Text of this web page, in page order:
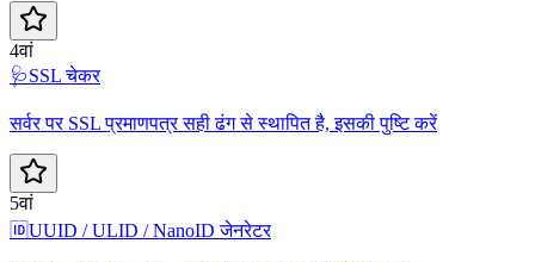
4वां
🩺SSL चेकर
सर्वर पर SSL प्रमाणपत्र सही ढंग से स्थापित है, इसकी पुष्टि करें
5वां
🆔UUID / ULID / NanoID जेनरेटर